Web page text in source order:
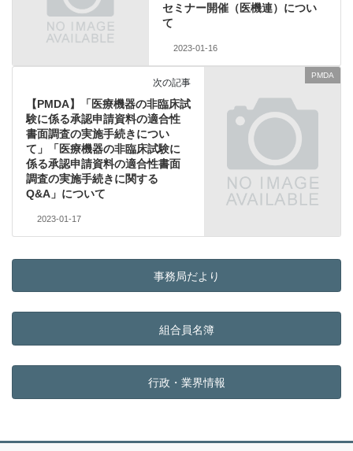
セミナー開催（医機連）につい
て
2023-01-16
PMDA
次の記事
【PMDA】「医療機器の非臨床試
験に係る承認申請資料の適合性
書面調査の実施手続きについ
て」「医療機器の非臨床試験に
係る承認申請資料の適合性書面
調査の実施手続きに関する
Q&A」について
2023-01-17
事務局だより
組合員名簿
行政・業界情報